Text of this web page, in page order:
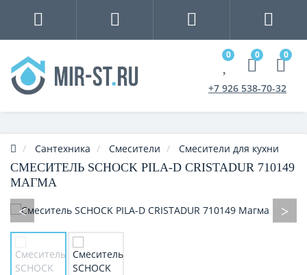
0 0 0
+7 926 538-70-32
Сантехника Смесители Смесители для кухни
СМЕСИТЕЛЬ SCHOCK PILA-D CRISTADUR 710149
МАГМА